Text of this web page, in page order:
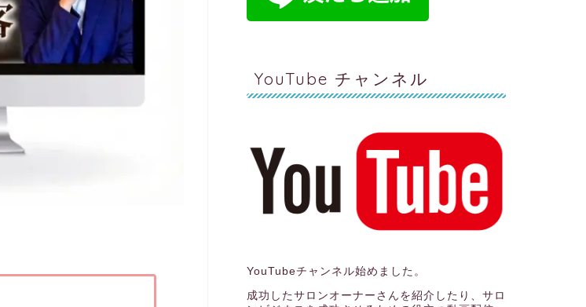
YouTube チャンネル
YouTubeチャンネル始めました。
成功したサロンオーナーさんを紹介したり、サロ